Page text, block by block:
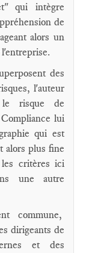
qui intègre
de
alors un
des
l'auteur
le risque de
lui
qui est
alors plus fine
critères ici
une autre
commune,
dirigeants de
et des